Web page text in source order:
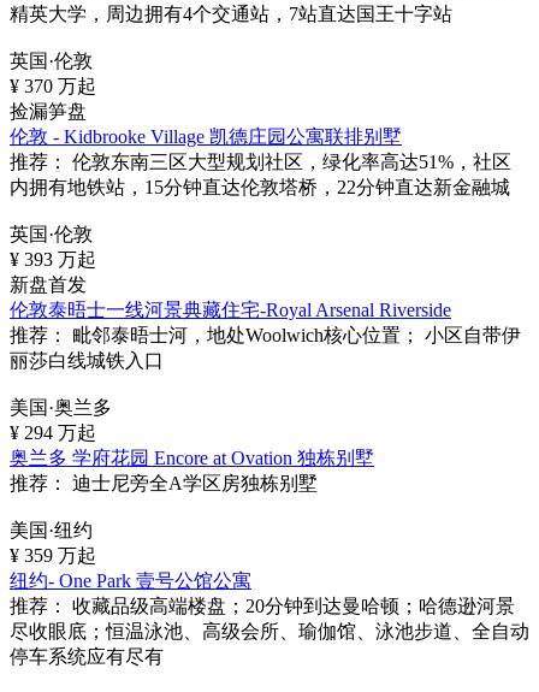
精英大学，周边拥有4个交通站，7站直达国王十字站
英国·伦敦
¥ 370 万起
捡漏笋盘
伦敦 - Kidbrooke Village 凯德庄园公寓联排别墅
推荐：
伦敦东南三区大型规划社区，绿化率高达51%，社区
内拥有地铁站，15分钟直达伦敦塔桥，22分钟直达新金融城
英国·伦敦
¥ 393 万起
新盘首发
伦敦泰晤士一线河景典藏住宅-Royal Arsenal Riverside
推荐：
毗邻泰晤士河，地处Woolwich核心位置； 小区自带伊
丽莎白线城铁入口
美国·奥兰多
¥ 294 万起
奥兰多 学府花园 Encore at Ovation 独栋别墅
推荐：
迪士尼旁全A学区房独栋别墅
美国·纽约
¥ 359 万起
纽约- One Park 壹号公馆公寓
推荐：
收藏品级高端楼盘；20分钟到达曼哈顿；哈德逊河景
尽收眼底；恒温泳池、高级会所、瑜伽馆、泳池步道、全自动
停车系统应有尽有